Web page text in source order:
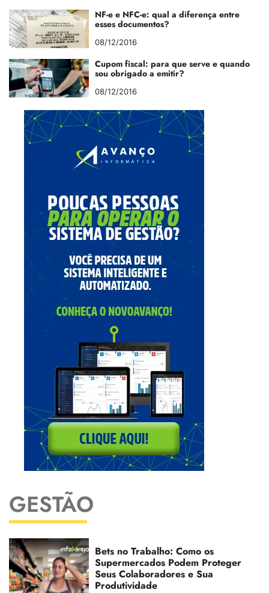
NF-e e NFC-e: qual a diferença entre
esses documentos?
08/12/2016
Cupom fiscal: para que serve e quando
sou obrigado a emitir?
08/12/2016
GESTÃO
Bets no Trabalho: Como os
Supermercados Podem Proteger
Seus Colaboradores e Sua
Produtividade